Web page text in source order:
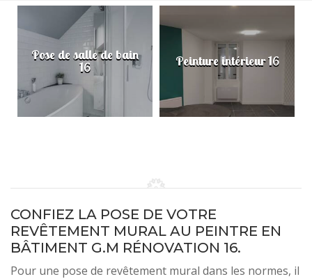
Pose de salle de bain
16 Peinture intérieur 16
CONFIEZ LA POSE DE VOTRE
REVÊTEMENT MURAL AU PEINTRE EN
BÂTIMENT G.M RÉNOVATION 16.
Pour une pose de revêtement mural dans les normes, il